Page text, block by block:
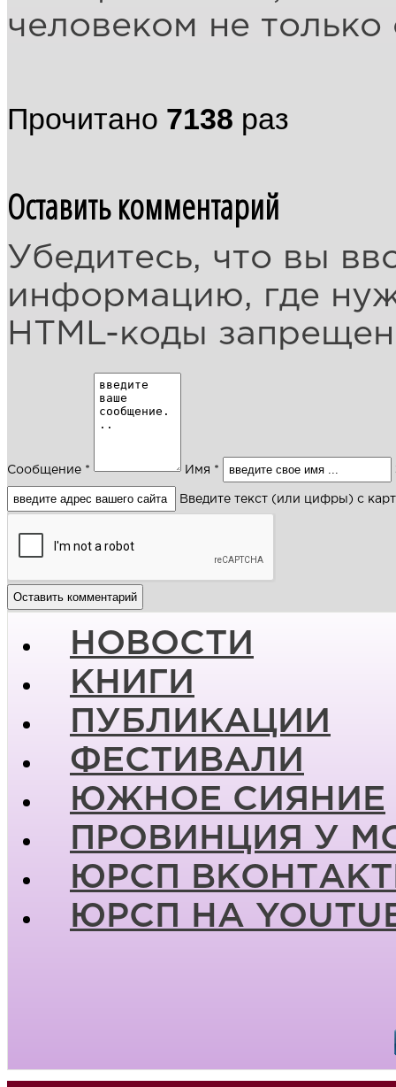
человеком не только
Прочитано 7138 раз
Оставить комментарий
Убедитесь, что вы
информацию, где
HTML-коды
Сообщение * Имя *
Введите текст (или цифры) с
НОВОСТИ
КНИГИ
ПУБЛИКАЦИИ
ФЕСТИВАЛИ
ЮЖНОЕ СИЯНИЕ
ПРОВИНЦИЯ У
ЮРСП
ЮРСП НА